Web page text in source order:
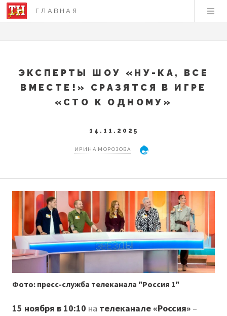
ГЛАВНАЯ
ЭКСПЕРТЫ ШОУ «НУ-КА, ВСЕ
ВМЕСТЕ!» СРАЗЯТСЯ В ИГРЕ
«СТО К ОДНОМУ»
14.11.2025
ИРИНА МОРОЗОВА
Фото: пресс-служба телеканала "Россия 1"
15 ноября в 10:10 на телеканале «Россия» –